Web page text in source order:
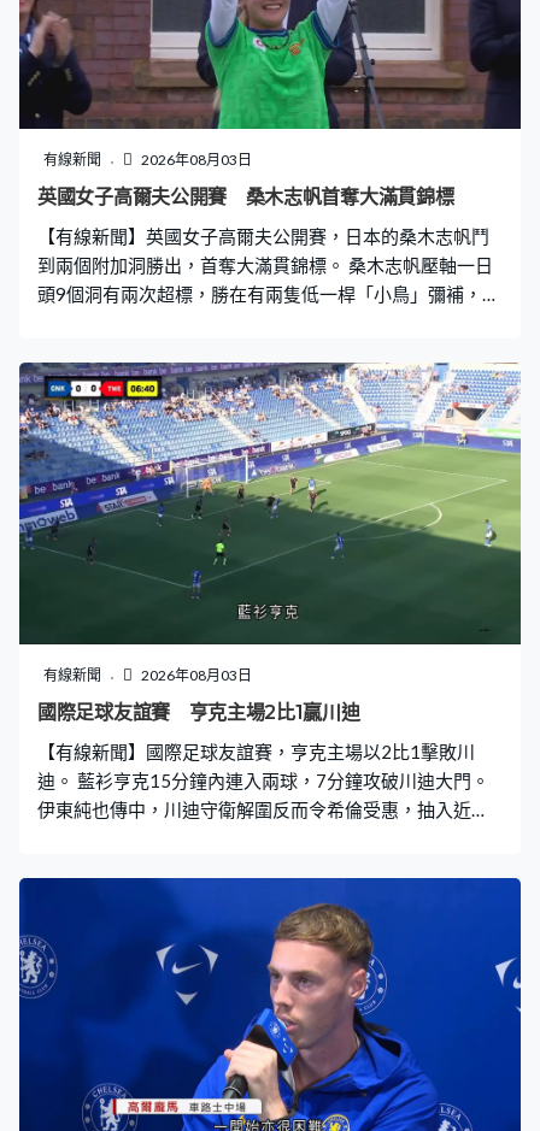
有線新聞 2026年08月03日
英國女子高爾夫公開賽 桑木志帆首奪大滿貫錦標
【有線新聞】英國女子高爾夫公開賽，日本的桑木志帆鬥
到兩個附加洞勝出，首奪大滿貫錦標。 桑木志帆壓軸一日
頭9個洞有兩次超標，勝在有兩隻低一桿「小鳥」彌補，這
終排第3。「一姐」娜莉歌達這日捉到6隻「小鳥」，但第
6洞超標兩桿，未能一年內3奪大滿貫，並列第4名完成。
桑木志帆最大對手是德國的軒絲列特，全日有5隻「小
鳥」，包括畫面中第15洞。壓軸的第18洞桑木志帆看得肉
緊，軒絲列特頂住壓力推入再造出「小鳥」，大分同樣是
低5桿的279，要鬥附加洞分勝負。兩人第一次都以標準桿
完成，第二個洞有變數了，軒絲列特第一桿就打到長草
堆，雖然能修正，不過關鍵一桿推失，與冠軍擦身而過，
超標一桿完成。平標準桿就贏，桑木志帆無問題了，首度
成為大滿貫冠軍。日本球手連續兩年捧走英國公開賽錦
標。
有線新聞 2026年08月03日
國際足球友誼賽 亨克主場2比1贏川迪
【有線新聞】國際足球友誼賽，亨克主場以2比1擊敗川
迪。 藍衫亨克15分鐘內連入兩球，7分鐘攻破川迪大門。
伊東純也傳中，川迪守衛解圍反而令希倫受惠，抽入近
戰新球季。換邊後被荷甲的川迪搶回攻勢，馬高比查卡的
熨射不入，隊友的補射亦無功而還。亨克86分鐘守不住
了，馬高比查卡的撞射，門將布治文斯拍到都入，亨克都
贏2比1，為星期六展開的聯賽注入強心針。